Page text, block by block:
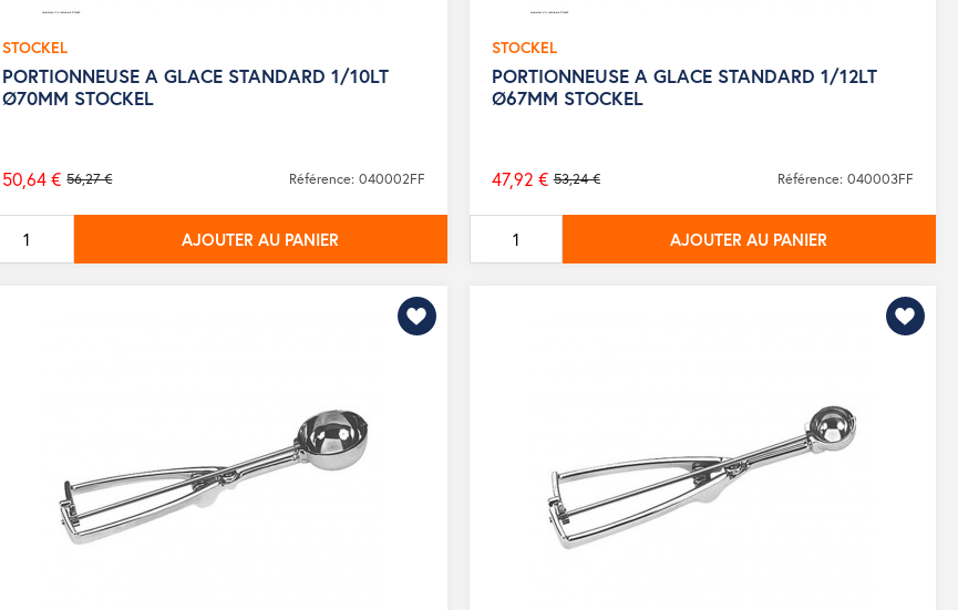
STOCKEL
PORTIONNEUSE A GLACE STANDARD 1/10LT
Ø70MM STOCKEL
Prix
de
base
56,27 €
50,64 € Référence: 040002FF
AJOUTER AU PANIER
STOCKEL
PORTIONNEUSE A GLACE STANDARD 1/12LT
Ø67MM STOCKEL
Prix
de
base
53,24 €
47,92 € Référence: 040003FF
AJOUTER AU PANIER